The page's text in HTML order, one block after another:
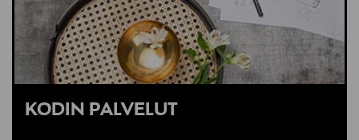
KODIN PALVELUT